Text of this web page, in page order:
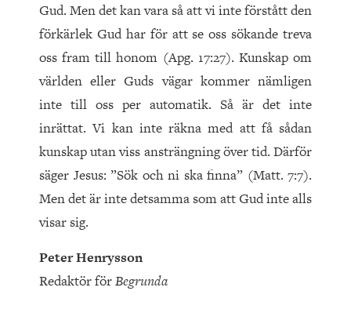
Gud. Men det kan vara så att vi inte förstått den
förkärlek Gud har för att se oss sökande treva
oss fram till honom (Apg. 17:27). Kunskap om
världen eller Guds vägar kommer nämligen
inte till oss per automatik. Så är det inte
inrättat. Vi kan inte räkna med att få sådan
kunskap utan viss ansträngning över tid. Därför
säger Jesus: ”Sök och ni ska finna” (Matt. 7:7).
Men det är inte detsamma som att Gud inte alls
visar sig.
Peter Henrysson
Redaktör förBegrunda